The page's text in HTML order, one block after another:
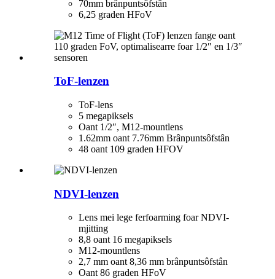
70mm brânpuntsôfstân
6,25 graden HFoV
ToF-lenzen
ToF-lens
5 megapiksels
Oant 1/2″, M12-mountlens
1.62mm oant 7.76mm Brânpuntsôfstân
48 oant 109 graden HFOV
NDVI-lenzen
Lens mei lege ferfoarming foar NDVI-
mjitting
8,8 oant 16 megapiksels
M12-mountlens
2,7 mm oant 8,36 mm brânpuntsôfstân
Oant 86 graden HFoV